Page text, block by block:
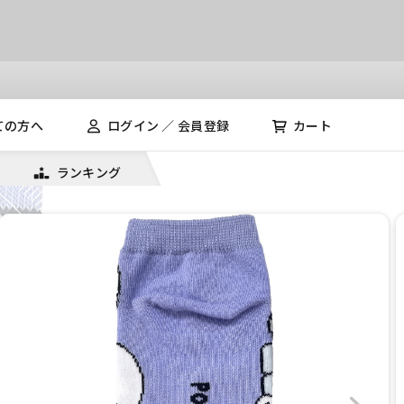
の方へ ログイン ／ 会員登録 カート
ランキング